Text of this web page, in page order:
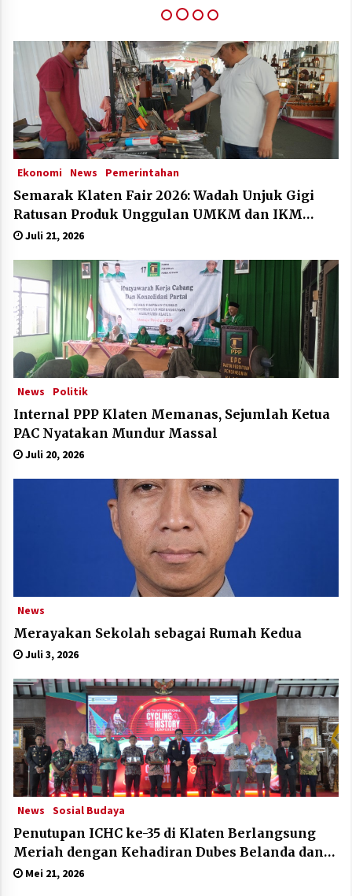
IGA Award 2025
Ekonomi News Pemerintahan
Semarak Klaten Fair 2026: Wadah Unjuk Gigi
Ratusan Produk Unggulan UMKM dan IKM
Lokal
Juli 21, 2026
News Politik
Internal PPP Klaten Memanas, Sejumlah Ketua
PAC Nyatakan Mundur Massal
Juli 20, 2026
News
Merayakan Sekolah sebagai Rumah Kedua
Juli 3, 2026
News Sosial Budaya
Penutupan ICHC ke-35 di Klaten Berlangsung
Meriah dengan Kehadiran Dubes Belanda dan
Jerman
Mei 21, 2026